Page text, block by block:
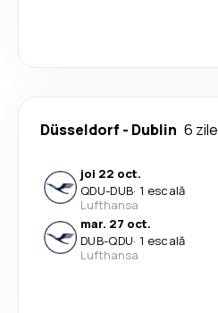
Düsseldorf - Dublin 6 zile
joi 22 oct.
QDU-DUB· 1 escală
Lufthansa
mar. 27 oct.
DUB-QDU· 1 escală
Lufthansa